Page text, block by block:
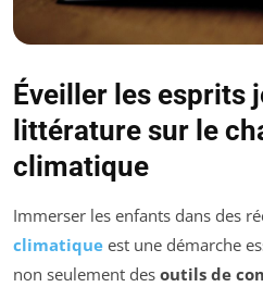
Éveiller les esprits
littérature sur le
climatique
Immerser les enfants dans des
climatique est une démarche
non seulement des outils de